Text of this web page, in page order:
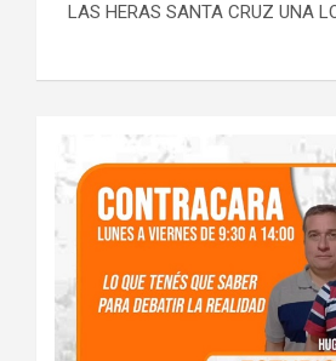
LAS HERAS SANTA CRUZ UNA